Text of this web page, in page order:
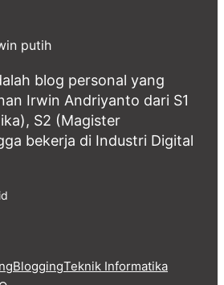
blog personal yang
Irwin Andriyanto dari S1
S2 (Magister
bekerja di Industri Digital
BloggingTeknik Informatika